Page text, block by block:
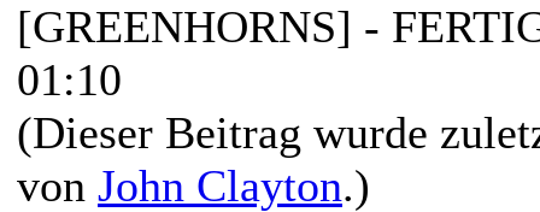
[GREENHORNS] -
01:10
(Dieser Beitrag wurde
von John Clayton.)